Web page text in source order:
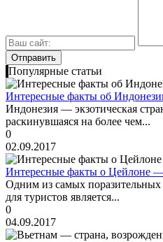
Популярные статьи
Интересные факты об
Индонезия — экзотическая
раскинувшаяся на более чем...
0
02.09.2017
Интересные факты о Цейлоне
Одним из самых поразительных
для туристов является...
0
04.09.2017